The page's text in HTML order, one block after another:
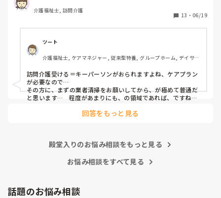
キッチンは使える状態ではありません。
トイレも素人が綺麗に復旧出来る状態ではありません。
ケアマネから掃除の支援も追加してもらえないかという話も
出ていますが、ネットで調べると、ごみ屋敷の清掃は訪問介
護の範囲内ではないとい記事が多いです。
主任は引き受けるつもりでいるようですが、状態が酷すぎて
ゾッとしてしまいます。
臭いもあるし、換気がされていないので、そのお宅に訪問し
た後に同じ服装で次の支援になんて行けそうもありません。
ごみ屋敷の対応について、アドバイス頂けるとありがたいで
介護福祉士, 訪問介護
13 ・ 06/19
ツート
介護福祉士, ケアマネジャー, 従来型特養, グループホーム, デイサー
訪問介護受ける＝キーパーソンがおられますよね、ケアプラン
が必要なので…
その方に、まずの業者清掃をお願いしてから、が極めて普通だ
と思います…　程度があまりにも、の領域であれば、ですね…
回答をもっと見る
殿堂入りのお悩み相談をもっと見る
お悩み相談をすべて見る
話題のお悩み相談